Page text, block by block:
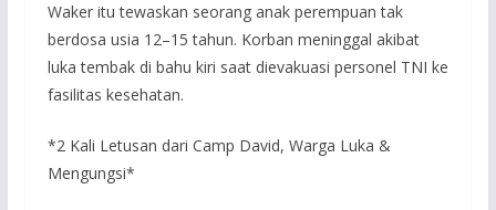
Waker itu tewaskan seorang anak perempuan tak
berdosa usia 12–15 tahun. Korban meninggal akibat
luka tembak di bahu kiri saat dievakuasi personel TNI ke
fasilitas kesehatan.
*2 Kali Letusan dari Camp David, Warga Luka &
Mengungsi*